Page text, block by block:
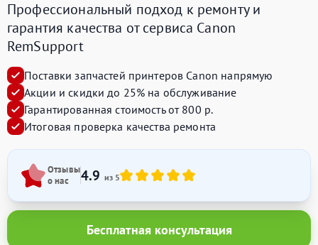
Профессиональный подход к ремонту и
гарантия качества от сервиса Canon
RemSupport
Поставки запчастей принтеров Canon напрямую
Акции и скидки до 25% на обслуживание
Гарантированная стоимость от 800 р.
Итоговая проверка качества ремонта
Отзывы
о нас
4.9 из 5
Бесплатная консультация